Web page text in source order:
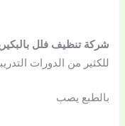
شركة تنظيف فلل
للكثير من الدورات
بالطبع يصب